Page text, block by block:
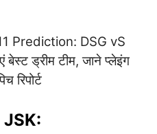
Prediction: DSG vS
ड्रीम टीम, जाने प्लेइंग
रिपोर्ट
JSK: